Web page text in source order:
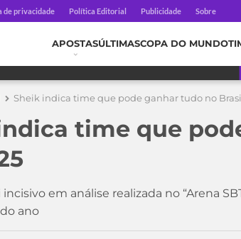
de privacidade Política Editorial Publicidade Sobre
APOSTASÚLTIMASCOPA DO MUNDO
Sheik indica time que pode ganhar tudo no
time que
em análise realizada no “Arena
ano